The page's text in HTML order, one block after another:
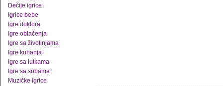
Dečije igrice
Igrice bebe
Igre doktora
Igre oblačenja
Igre sa životinjama
Igre kuhanja
Igre sa lutkama
Igre sa sobama
Muzičke igrice